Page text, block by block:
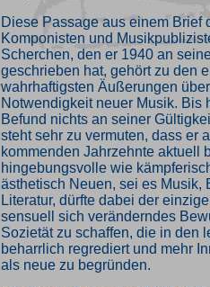
Diese Passage aus einem Brief
Komponisten und
Scherchen, den er 1940 an
geschrieben hat, gehört zu den
wahrhaftigsten Äußerungen
Notwendigkeit neuer Musik. Bis
Befund nichts an seiner
steht sehr zu vermuten, dass er
kommenden Jahrzehnte aktuell
hingebungsvolle wie
ästhetisch Neuen, sei es Musik,
Literatur, dürfte dabei der
sensuell sich veränderndes
Sozietät zu schaffen, die in den
beharrlich regrediert und mehr
als neue zu begründen.